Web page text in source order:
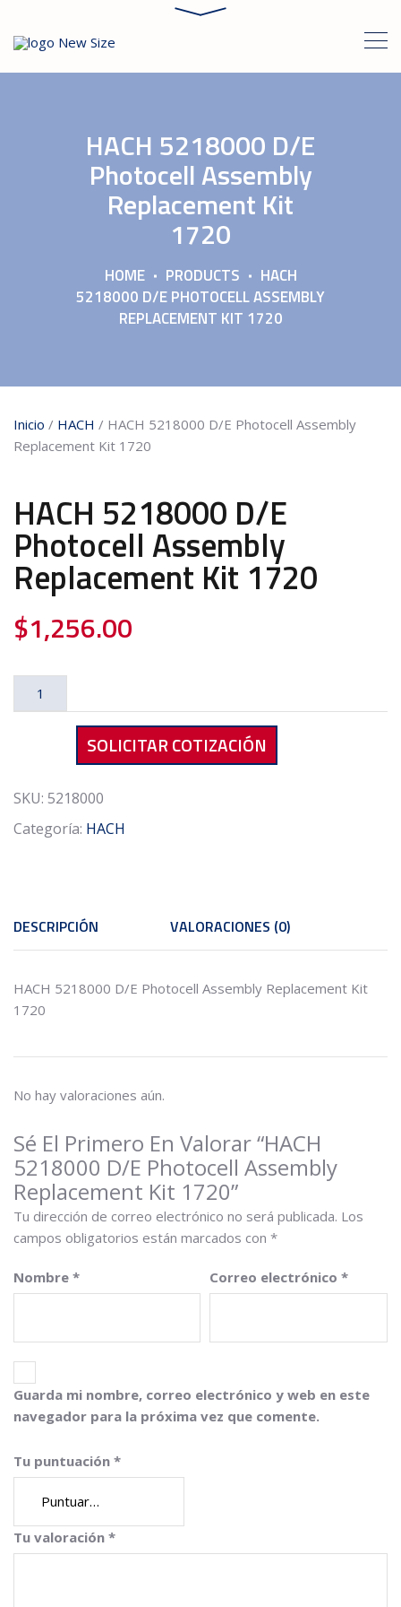
HACH 5218000 D/E
Photocell Assembly
Replacement Kit
1720
HOME PRODUCTS
HACH
5218000 D/E PHOTOCELL ASSEMBLY
REPLACEMENT KIT 1720
Inicio / HACH / HACH 5218000 D/E Photocell Assembly
Replacement Kit 1720
HACH 5218000 D/E
Photocell Assembly
Replacement Kit 1720
$1,256.00
HACH
5218000
Replacement
1720
SOLICITAR COTIZACIÓN
SKU: 5218000
Categoría: HACH
DESCRIPCIÓN VALORACIONES (0)
HACH 5218000 D/E Photocell Assembly Replacement Kit
1720
No hay valoraciones aún.
Sé El Primero En Valorar “HACH
5218000 D/E Photocell Assembly
Replacement Kit 1720”
Tu dirección de correo electrónico no será publicada. Los
campos obligatorios están marcados con *
Nombre * Correo electrónico *
Guarda mi nombre, correo electrónico y web en este
navegador para la próxima vez que comente.
Tu puntuación *
Tu valoración *